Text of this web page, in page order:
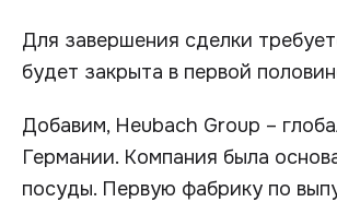
Для завершения сделки
будет закрыта в первой
Добавим, Heubach Group –
Германии. Компания была
посуды. Первую фабрику по